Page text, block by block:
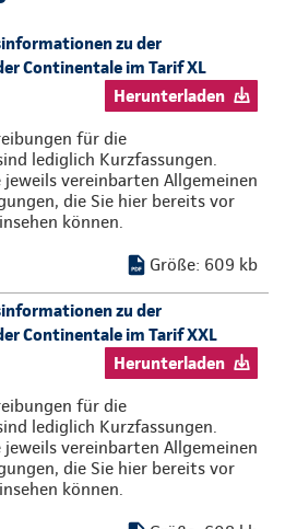
zu der
Continentale im Tarif XL
Herunterladen
für die
lediglich Kurzfassungen.
vereinbarten Allgemeinen
die Sie hier bereits vor
können.
Größe: 609 kb
zu der
Continentale im Tarif XXL
Herunterladen
für die
lediglich Kurzfassungen.
vereinbarten Allgemeinen
die Sie hier bereits vor
können.